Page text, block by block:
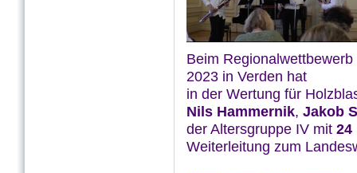
Beim
2023 in Verden hat
in der Wertung für
Nils Hammernik, Jakob
der Altersgruppe IV mit 24
Weiterleitung zum